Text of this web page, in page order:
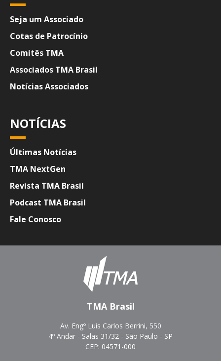
Seja um Associado
Cotas de Patrocínio
Comitês TMA
Associados TMA Brasil
Notícias Associados
NOTÍCIAS
Últimas Notícias
TMA NextGen
Revista TMA Brasil
Podcast TMA Brasil
Fale Conosco
TMA Brasil
Av. Engº Luis Carlos Berrini, 550
4º Andar - Salas 31/32 - São Paulo - SP
CEP: 04571-000